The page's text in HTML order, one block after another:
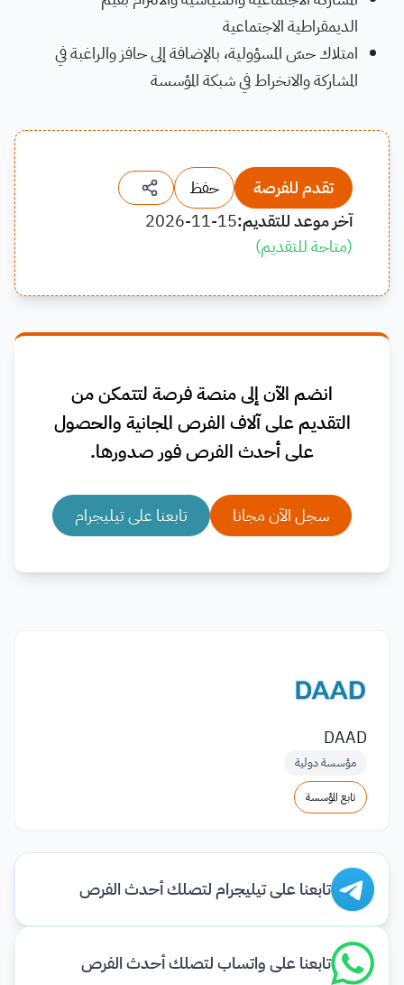
الديمقراطية الاجتماعية
امتلاك حسّ المسؤولية، بالإضافة إلى حافز والراغبة في
المشاركة والانخراط في شبكة المؤسسة
تقدم للفرصة
حفظ
آخر موعد للتقديم:2026-11-15
(متاحة للتقديم)
انضم الآن إلى منصة فرصة لتتمكن من
التقديم على آلاف الفرص المجانية والحصول
على أحدث الفرص فور صدورها.
سجل الآن مجانا تابعنا على تيليجرام
DAAD
مؤسسة دولية
تابع المؤسسة
تابعنا على تيليجرام لتصلك أحدث الفرص
تابعنا على واتساب لتصلك أحدث الفرص